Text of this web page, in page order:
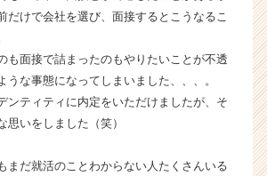
r
r
e
e
r）
だけで会社を選び、面接するとこうなるこ
も面接で詰まったのもやりたいことが不透
うな事態になってしまいました、、、。
ンティティに内定をいただけましたが、そ
思いをしました（笑）
まだ就活のことわからない人たくさんいる